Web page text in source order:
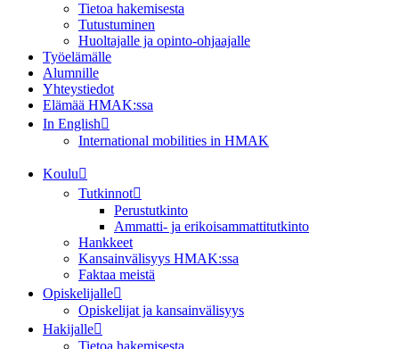
Tietoa hakemisesta
Tutustuminen
Huoltajalle ja opinto-ohjaajalle
Työelämälle
Alumnille
Yhteystiedot
Elämää HMAK:ssa
In English
International mobilities in HMAK
Koulu
Tutkinnot
Perustutkinto
Ammatti- ja erikoisammattitutkinto
Hankkeet
Kansainvälisyys HMAK:ssa
Faktaa meistä
Opiskelijalle
Opiskelijat ja kansainvälisyys
Hakijalle
Tietoa hakemisesta